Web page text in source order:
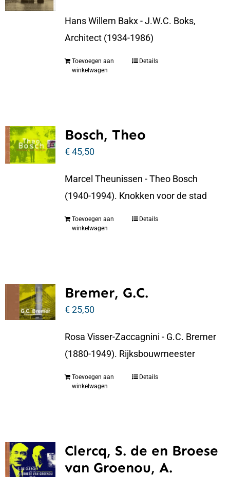
Hans Willem Bakx - J.W.C. Boks,
Architect (1934-1986)
Toevoegen aan
winkelwagen
Details
Bosch, Theo
€45,50
Marcel Theunissen - Theo Bosch
(1940-1994). Knokken voor de stad
Toevoegen aan
winkelwagen
Details
Bremer, G.C.
€25,50
Rosa Visser-Zaccagnini - G.C. Bremer
(1880-1949). Rijksbouwmeester
Toevoegen aan
winkelwagen
Details
Clercq, S. de en Broese
van Groenou, A.